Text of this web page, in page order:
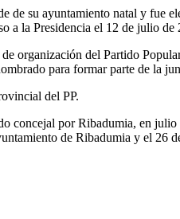
de su ayuntamiento natal y fue
a la Presidencia el 12 de julio de
organización del Partido
para formar parte de la
del PP.
concejal por Ribadumia, en
de Ribadumia y el 26